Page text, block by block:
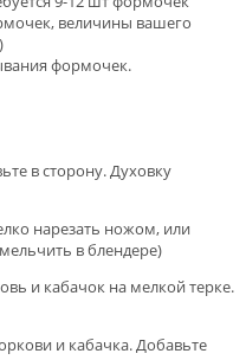
величины вашего
формочек.
в сторону. Духовку
нарезать ножом, или
в блендере)
и кабачок на мелкой терке.
и кабачка. Добавьте